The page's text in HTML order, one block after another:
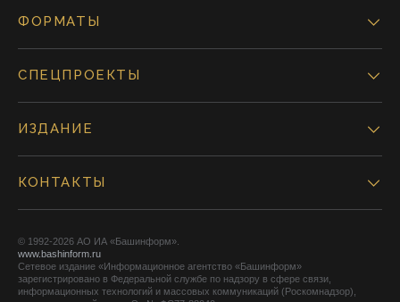
ФОРМАТЫ
СПЕЦПРОЕКТЫ
ИЗДАНИЕ
КОНТАКТЫ
© 1992-2026 АО ИА «Башинформ».
www.bashinform.ru
Сетевое издание «Информационное агентство «Башинформ»
зарегистрировано в Федеральной службе по надзору в сфере связи,
информационных технологий и массовых коммуникаций (Роскомнадзор),